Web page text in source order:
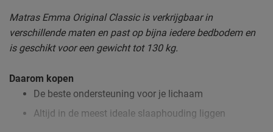
Matras Emma Original Classic is verkrijgbaar in
verschillende maten en past op bijna iedere bedbodem en
is geschikt voor een gewicht tot 130 kg.
Daarom kopen
De beste ondersteuning voor je lichaam
Altijd in de meest ideale slaaphouding liggen